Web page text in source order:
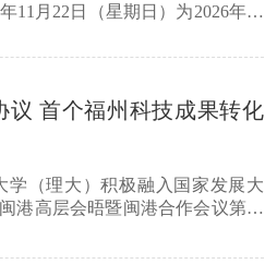
11月22日（星期日）为2026年选
议 首个福州科技成果转化
（理大）积极融入国家发展大
港高层会晤暨闽港合作会议第五